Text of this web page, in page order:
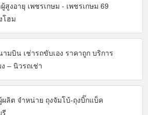
สูงอายุ เพชรเกษม - เพชรเกษม 69
โฮม
ามบิน เช่ารถขับเอง ราคาถูก บริการ
– นิวรถเช่า
ผลิต จำหน่าย ถุงจัมโบ้-ถุงบิ๊กแบ็ค